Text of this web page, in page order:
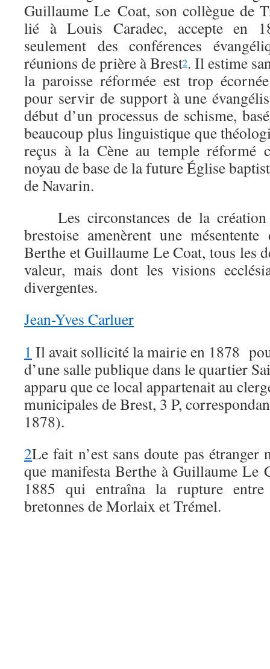
Guillaume Le Coat, son collègue de
lié à Louis Caradec, accepte en
seulement des conférences
réunions de prière à Brest2. Il estime
la paroisse réformée est trop
pour servir de support à une
début d’un processus de schisme,
beaucoup plus linguistique que
reçus à la Cène au temple réformé
noyau de base de la future Église
de Navarin.
Les circonstances de la création
brestoise amenèrent une
Berthe et Guillaume Le Coat, tous les
valeur, mais dont les visions
divergentes.
Jean-Yves Carluer
1 Il avait sollicité la mairie en 1878
d’une salle publique dans le quartier
apparu que ce local appartenait au
municipales de Brest, 3 P,
1878).
2Le fait n’est sans doute pas
que manifesta Berthe à Guillaume Le
1885 qui entraîna la rupture entre
bretonnes de Morlaix et Trémel.